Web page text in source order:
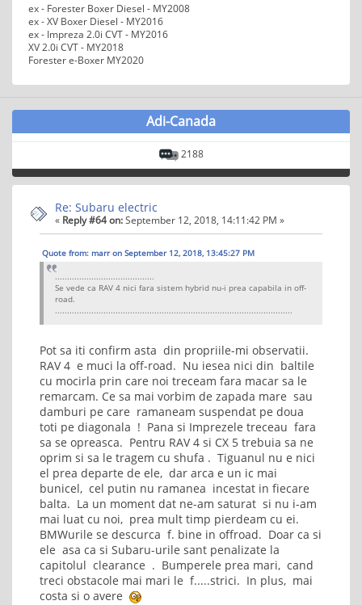
ex - Forester Boxer Diesel - MY2008
ex - XV Boxer Diesel - MY2016
ex - Impreza 2.0i CVT - MY2016
XV 2.0i CVT - MY2018
Forester e-Boxer MY2020
Adi-Canada
2188
Re: Subaru electric
« Reply #64 on:September 12, 2018, 14:11:42 PM »
Quote from: marr on September 12, 2018, 13:45:27 PM
.........................................
Se vede ca RAV 4 nici fara sistem hybrid nu-i prea capabila in off-
road.
..................................................................................................
Pot sa iti confirm asta din propriile-mi observatii.
RAV 4 e muci la off-road. Nu iesea nici din baltile
cu mocirla prin care noi treceam fara macar sa le
remarcam. Ce sa mai vorbim de zapada mare sau
damburi pe care ramaneam suspendat pe doua
toti pe diagonala ! Pana si Imprezele treceau fara
sa se opreasca. Pentru RAV 4 si CX 5 trebuia sa ne
oprim si sa le tragem cu shufa . Tiguanul nu e nici
el prea departe de ele, dar arca e un ic mai
bunicel, cel putin nu ramanea incestat in fiecare
balta. La un moment dat ne-am saturat si nu i-am
mai luat cu noi, prea mult timp pierdeam cu ei.
BMWurile se descurca f. bine in offroad. Doar ca si
ele asa ca si Subaru-urile sant penalizate la
capitolul clearance . Bumperele prea mari, cand
treci obstacole mai mari le f.....strici. In plus, mai
costa si o avere